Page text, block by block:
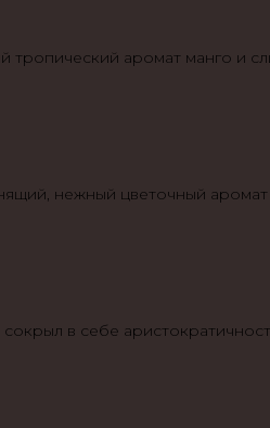
тропический аромат манго и
нежный цветочный
в себе